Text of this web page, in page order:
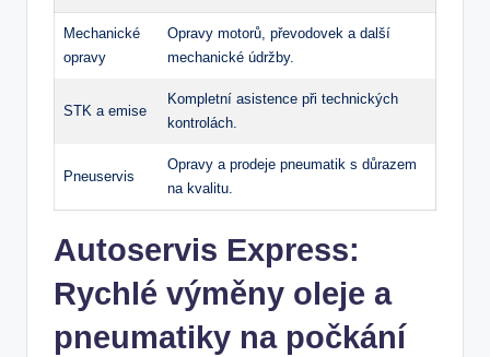
Mechanické‍
opravy
Opravy motorů, převodovek⁤ a další
mechanické ⁤údržby.
STK a emise
Kompletní asistence při technických
‌kontrolách.
Pneuservis
Opravy a prodeje pneumatik s důrazem
na kvalitu.
Autoservis ⁤Express:
‍Rychlé výměny oleje a
pneumatiky na počkání